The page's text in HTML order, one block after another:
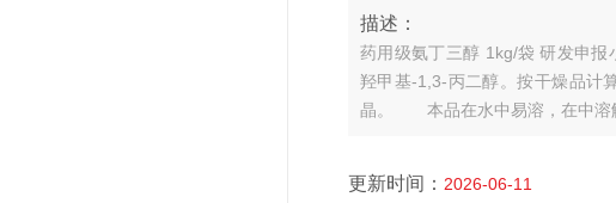
描述：
药用级氨丁三醇 1kg/袋 研发申报
羟甲基-1,3-丙二醇。按干燥品计
晶。
本品在水中易溶，在中溶
更新时间： 2026-06-11